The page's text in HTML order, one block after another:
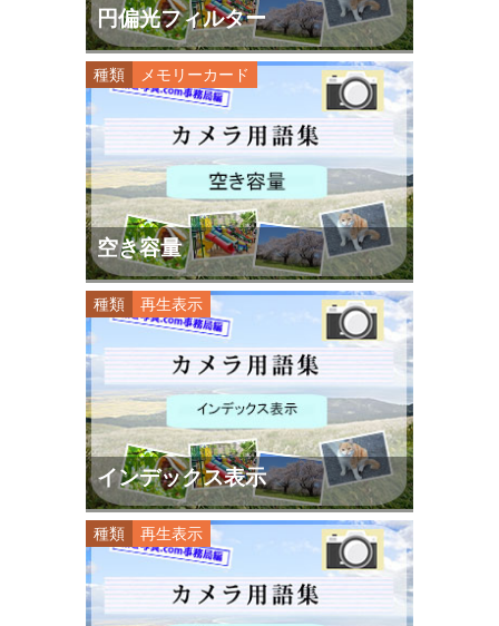
円偏光フィルター
種類 メモリーカード
空き容量
種類 再生表示
インデックス表示
種類 再生表示